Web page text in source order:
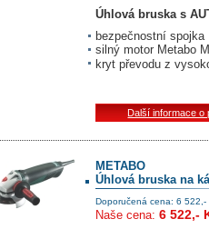
Úhlová bruska s
bezpečnostní
silný motor Metabo
kryt převodu z
Další informace o
METABO
Úhlová bruska na
Doporučená cena: 6 522,-
Naše cena: 6 522,-